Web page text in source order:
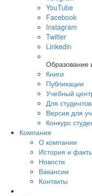
YouTube
Facebook
Instagram
Twitter
Linkedin
Образование
Книги
Публикации
Учебный
Для
Версия для
Конкурс
Компания
О компании
История и
Новости
Вакансии
Контакты